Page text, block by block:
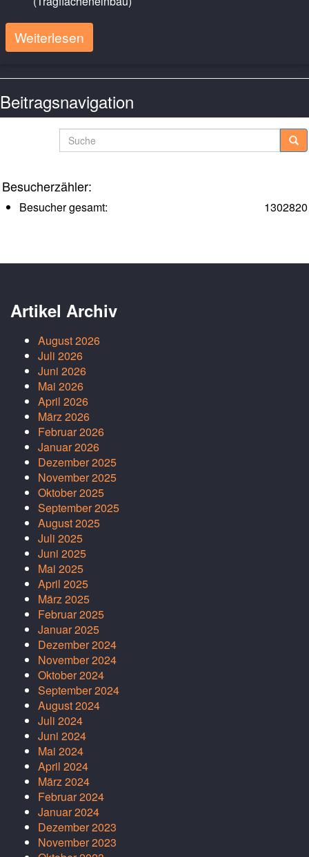
Weiterlesen
Beitragsnavigation
Suche
Besucherzähler:
1302820
Besucher gesamt:
Artikel Archiv
August 2026
Juli 2026
Juni 2026
Mai 2026
April 2026
März 2026
Februar 2026
Januar 2026
Dezember 2025
November 2025
Oktober 2025
September 2025
August 2025
Juli 2025
Juni 2025
Mai 2025
April 2025
März 2025
Februar 2025
Januar 2025
Dezember 2024
November 2024
Oktober 2024
September 2024
August 2024
Juli 2024
Juni 2024
Mai 2024
April 2024
März 2024
Februar 2024
Januar 2024
Dezember 2023
November 2023